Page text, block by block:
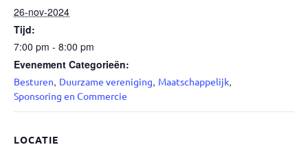
26-nov-2024
Tijd:
7:00 pm - 8:00 pm
Evenement Categorieën:
Besturen, Duurzame vereniging, Maatschappelijk,
Sponsoring en Commercie
LOCATIE